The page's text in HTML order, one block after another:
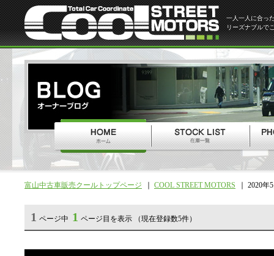
一人一人に合っ
リーズナブルで
富山中古車販売クールトップページ COOL STREET MOTORS 2020年
1 ページ中 1 ページ目を表示 （現在登録数5件）